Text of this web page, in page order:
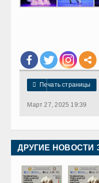
 Печать страницы
Март 27, 2025 19:39
ДРУГИЕ НОВОСТИ